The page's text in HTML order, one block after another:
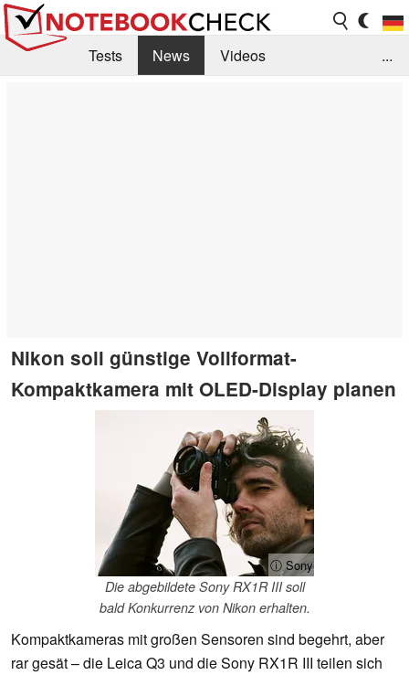
Tests News
Videos
...
Nikon soll günstige Vollformat-
Kompaktkamera mit OLED-Display planen
ⓘ Sony
Die abgebildete Sony RX1R III soll
bald Konkurrenz von Nikon erhalten.
Kompaktkameras mit großen Sensoren sind begehrt, aber
rar gesät – die Leica Q3 und die Sony RX1R III teilen sich